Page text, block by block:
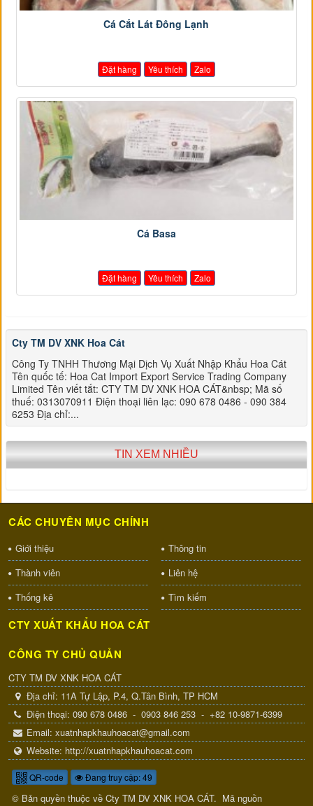
Cá Cắt Lát Đông Lạnh
Đặt hàng Yêu thích Zalo
Cá Basa
Đặt hàng Yêu thích Zalo
Cty TM DV XNK Hoa Cát
Công Ty TNHH Thương Mại Dịch Vụ Xuất Nhập Khẩu Hoa Cát
Tên quốc tế: Hoa Cat Import Export Service Trading Company
Limited Tên viết tắt: CTY TM DV XNK HOA CÁT&nbsp; Mã số
thuế: 0313070911 Điện thoại liên lạc: 090 678 0486 - 090 384
6253 Địa chỉ:...
TIN XEM NHIỀU
CÁC CHUYÊN MỤC CHÍNH
Giới thiệu
Thông tin
Thành viên
Liên hệ
Thống kê
Tìm kiếm
CTY XUẤT KHẨU HOA CÁT
CÔNG TY CHỦ QUẢN
CTY TM DV XNK HOA CÁT
Địa chỉ: 11A Tự Lập, P.4, Q.Tân Bình, TP HCM
Điện thoại:090 678 0486 - 0903 846 253 - +82 10-9871-6399
Email:xuatnhapkhauhoacat@gmail.com
Website: http://xuatnhapkhauhoacat.com
QR-code Đang truy cập: 49
© Bản quyền thuộc vềCty TM DV XNK HOA CÁT. Mã nguồn